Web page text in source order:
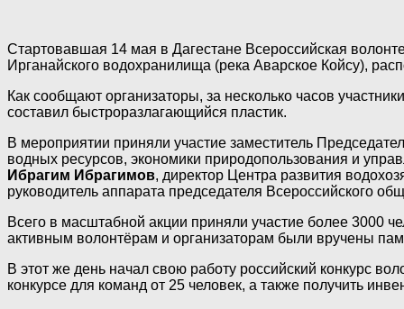
Стартовавшая 14 мая в Дагестане Всероссийская
Ирганайского водохранилища (река Аварское Койсу),
Как сообщают организаторы, за несколько часов
составил быстроразлагающийся пластик.
В мероприятии приняли участие заместитель
водных ресурсов, экономики природопользования и
Ибрагим Ибрагимов, директор Центра развития
руководитель аппарата председателя Всероссийского
Всего в масштабной акции приняли участие более 3000
активным волонтёрам и организаторам были вручены
В этот же день начал свою работу российский конкурс
конкурсе для команд от 25 человек, а также получить